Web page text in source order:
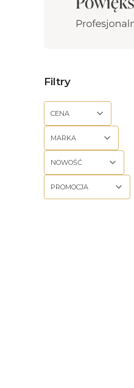
Filtry
CENA
MARKA
NOWOŚĆ
PROMOCJA